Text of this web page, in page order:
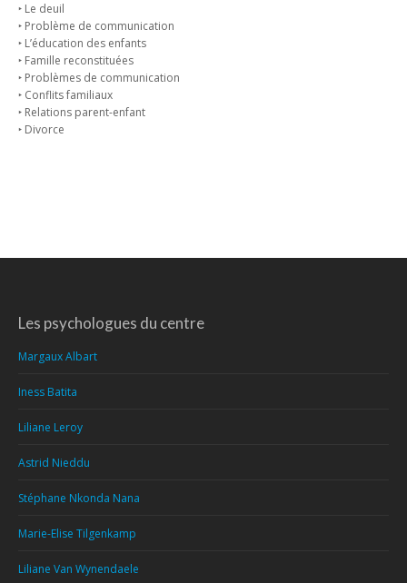
‣ Le deuil
‣ Problème de communication
‣ L’éducation des enfants
‣ Famille reconstituées
‣ Problèmes de communication
‣ Conflits familiaux
‣ Relations parent-enfant
‣ Divorce
Les psychologues du centre
Margaux Albart
Iness Batita
Liliane Leroy
Astrid Nieddu
Stéphane Nkonda Nana
Marie-Elise Tilgenkamp
Liliane Van Wynendaele